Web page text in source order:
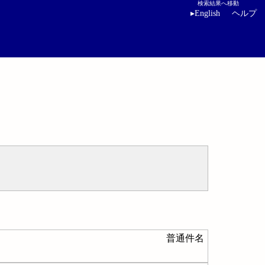
検索結果へ移動
▸English ヘルプ
普通件名